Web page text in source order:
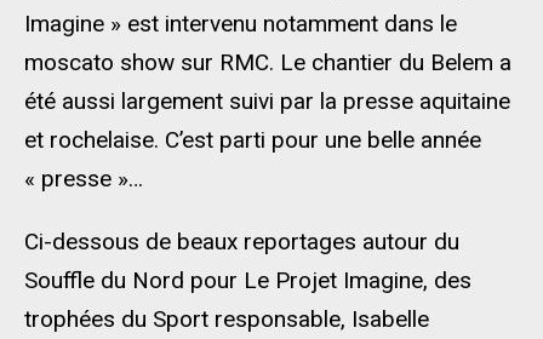
Imagine » est intervenu notamment dans le
moscato show sur RMC. Le chantier du Belem a
été aussi largement suivi par la presse aquitaine
et rochelaise. C’est parti pour une belle année
« presse »…
Ci-dessous de beaux reportages autour du
Souffle du Nord pour Le Projet Imagine, des
trophées du Sport responsable, Isabelle